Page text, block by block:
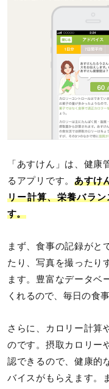
「あすけん」は、健
るアプリです。あすけ
リー計算、栄養バラ
す。
まず、食事の記録がと
たり、写真を撮ったり
ます。豊富なデータベ
くれるので、毎日の食
さらに、カロリー計算
のです。摂取カロリー
認できるので、健康的
バイスがもらえます。